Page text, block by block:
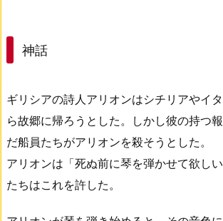
神話
ギリシアの詩人アリオンはシチリアやイ
ら故郷に帰ろうとした。しかし彼の持つ
だ船員たちがアリオンを殺そうとした。
アリオンは「死ぬ前に琴を弾かせて欲し
たちはこれを許した。